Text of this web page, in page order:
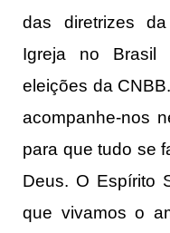
das diretrizes
Igreja no
eleições da
acompanhe-nos
para que tudo se
Deus. O Espírito
que vivamos o